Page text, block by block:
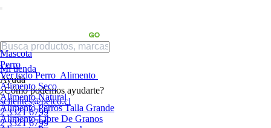
Mi tienda
Ayuda
¿Cómo podemos ayudarte?
sclientes@petco.cl
2 3321 6799
2 3321 6799
Mascota
Perro
Ver todo Perro Alimento
Alimento Seco
Alimento Natural
Alimento Perros Talla Grande
Alimento Libre De Granos